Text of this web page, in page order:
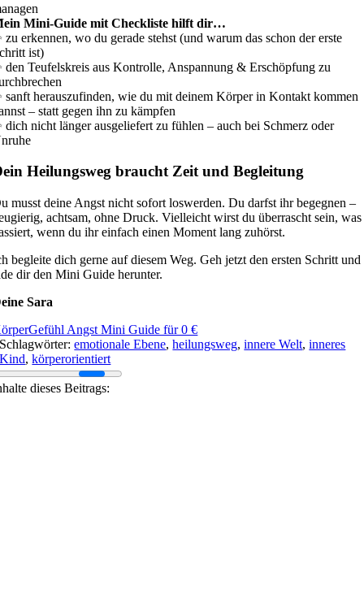
Mini-Guide mit Checkliste hilft dir…
zu erkennen,wo du gerade stehst (und warum das schon der erste
ist)
den Teufelskreis aus Kontrolle, Anspannung & Erschöpfung zu
sanft herauszufinden, wie dumit deinem Körper in Kontakt kommen
– statt gegen ihn zu kämpfen
dich nicht länger ausgeliefert zu fühlen –auch bei Schmerz oder
Heilungsweg braucht Zeit und Begleitung
musst deine Angst nicht sofort loswerden. Du darfst ihr begegnen –
achtsam, ohne Druck. Vielleicht wirst du überrascht sein, was
wenn du ihr einfach einen Moment lang zuhörst.
begleite dich gerne auf diesem Weg. Geh jetzt den ersten Schritt und
dir den Mini Guide herunter.
Sara
Angst Mini Guide für 0 €
Schlagwörter:emotionale Ebene,heilungsweg,innere Welt,inneres
Kind,körperorientiert
dieses Beitrags: